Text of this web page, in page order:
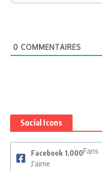
0 COMMENTAIRES
Social Icons
Facebook 1,000Fans
J'aime